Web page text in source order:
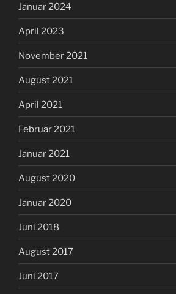
Januar 2024
April 2023
November 2021
August 2021
April 2021
Februar 2021
Januar 2021
August 2020
Januar 2020
Juni 2018
August 2017
Juni 2017